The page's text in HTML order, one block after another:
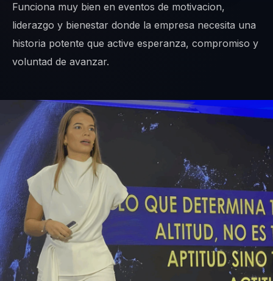
Funciona muy bien en eventos de motivacion,
liderazgo y bienestar donde la empresa necesita una
historia potente que active esperanza, compromiso y
voluntad de avanzar.